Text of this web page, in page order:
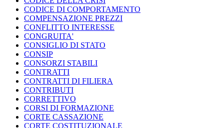
CODICE DI COMPORTAMENTO
COMPENSAZIONE PREZZI
CONFLITTO INTERESSE
CONGRUITA'
CONSIGLIO DI STATO
CONSIP
CONSORZI STABILI
CONTRATTI
CONTRATTI DI FILIERA
CONTRIBUTI
CORRETTIVO
CORSI DI FORMAZIONE
CORTE CASSAZIONE
CORTE COSTITUZIONALE